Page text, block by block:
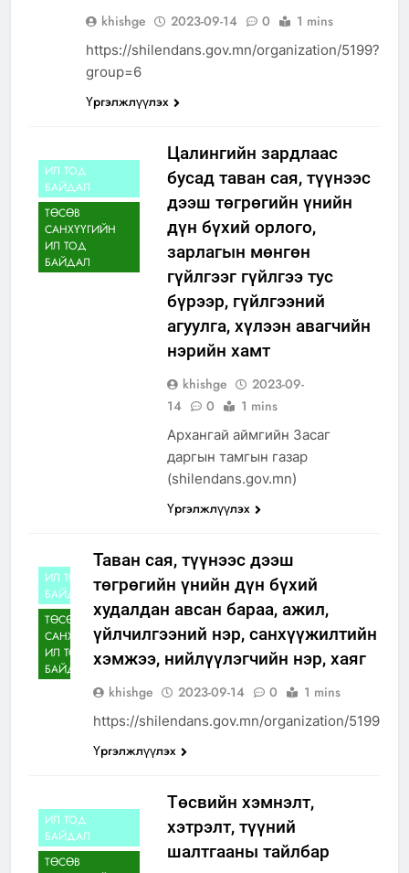
khishge 2023-09-14 0 1 mins
https://shilendans.gov.mn/organization/5199?
group=6
Үргэлжлүүлэх
ИЛ ТОД
БАЙДАЛ
ТӨСӨВ
САНХҮҮГИЙН
ИЛ ТОД
БАЙДАЛ
Цалингийн зардлаас
бусад таван сая, түүнээс
дээш төгрөгийн үнийн
дүн бүхий орлого,
зарлагын мөнгөн
гүйлгээг гүйлгээ тус
бүрээр, гүйлгээний
агуулга, хүлээн авагчийн
нэрийн хамт
khishge
2023-09-
14
0 1 mins
Архангай аймгийн Засаг
даргын тамгын газар
(shilendans.gov.mn)
Үргэлжлүүлэх
ИЛ ТОД
БАЙДАЛ
ТӨСӨВ
САНХҮҮГИЙН
ИЛ ТОД
БАЙДАЛ
Таван сая, түүнээс дээш
төгрөгийн үнийн дүн бүхий
худалдан авсан бараа, ажил,
үйлчилгээний нэр, санхүүжилтийн
хэмжээ, нийлүүлэгчийн нэр, хаяг
khishge 2023-09-14 0 1 mins
https://shilendans.gov.mn/organization/5199
Үргэлжлүүлэх
ИЛ ТОД
БАЙДАЛ
ТӨСӨВ
Төсвийн хэмнэлт,
хэтрэлт, түүний
шалтгааны тайлбар